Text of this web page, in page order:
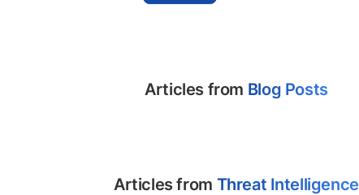
Articles from Blog Posts
Articles from Threat Intelligence